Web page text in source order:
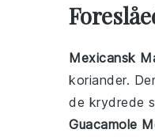
Mexicansk
koriander.
de krydrede
Guacamole